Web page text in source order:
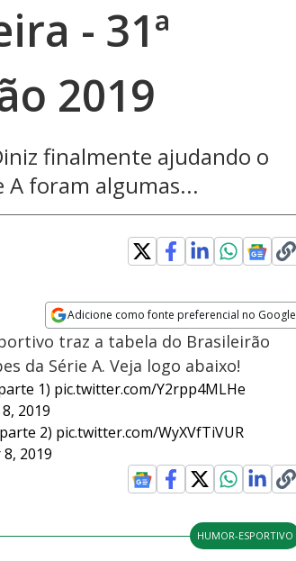
- 31ª
2019
finalmente ajudando o
A foram algumas...
Adicione como fonte preferencial no Google
Opens in new window
traz a tabela do Brasileirão
da Série A. Veja logo abaixo!
1) pic.twitter.com/Y2rpp4MLHe
2019
2) pic.twitter.com/WyXVfTiVUR
2019
HUMOR-ESPORTIVO